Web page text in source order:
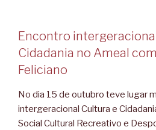
Encontro
Cidadania no Ameal
Feliciano
No dia 15 de outubro teve lugar
intergeracional Cultura e
Social Cultural Recreativo e